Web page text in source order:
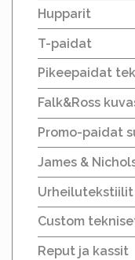
Hupparit
T-paidat
Pikeepaidat
Falk&Ross
Promo-paidat
James &
Urheilutekstiilit
Custom
Reput ja kassit